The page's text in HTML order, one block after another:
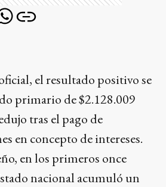
el resultado positivo se
primario de $2.128.009
tras el pago de
en concepto de intereses.
en los primeros once
nacional acumuló un